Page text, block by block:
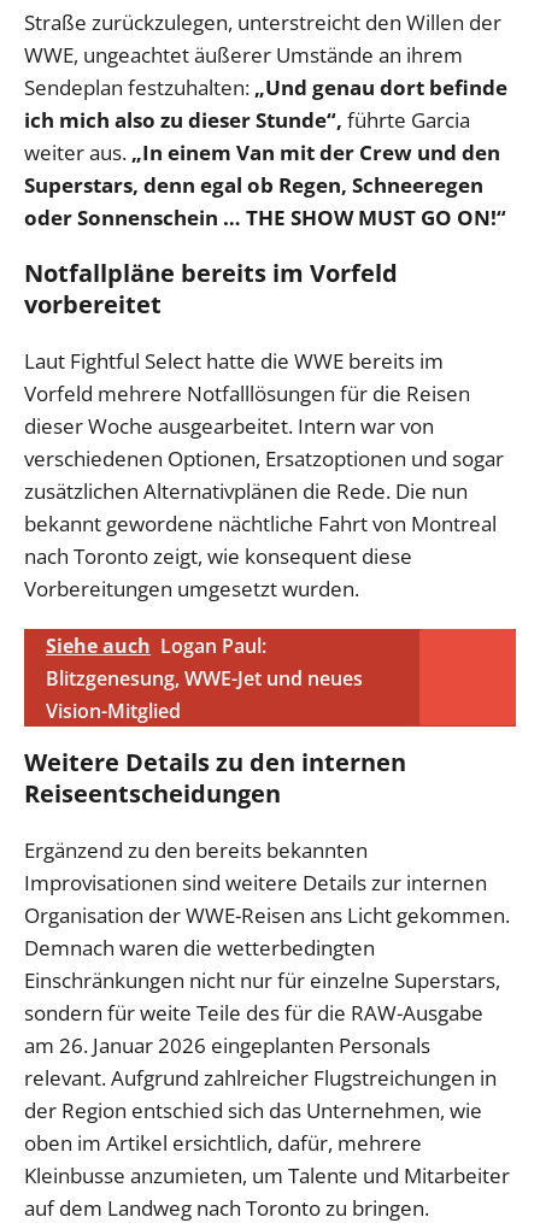
Straße zurückzulegen, unterstreicht den Willen der
WWE, ungeachtet äußerer Umstände an ihrem
Sendeplan festzuhalten: „Und genau dort befinde
ich mich also zu dieser Stunde“, führte Garcia
weiter aus. „In einem Van mit der Crew und den
Superstars, denn egal ob Regen, Schneeregen
oder Sonnenschein … THE SHOW MUST GO ON!“
Notfallpläne bereits im Vorfeld
vorbereitet
Laut Fightful Select hatte die WWE bereits im
Vorfeld mehrere Notfalllösungen für die Reisen
dieser Woche ausgearbeitet. Intern war von
verschiedenen Optionen, Ersatzoptionen und sogar
zusätzlichen Alternativplänen die Rede. Die nun
bekannt gewordene nächtliche Fahrt von Montreal
nach Toronto zeigt, wie konsequent diese
Vorbereitungen umgesetzt wurden.
Siehe auch Logan Paul:
Blitzgenesung, WWE-Jet und neues
Vision-Mitglied
Weitere Details zu den internen
Reiseentscheidungen
Ergänzend zu den bereits bekannten
Improvisationen sind weitere Details zur internen
Organisation der WWE-Reisen ans Licht gekommen.
Demnach waren die wetterbedingten
Einschränkungen nicht nur für einzelne Superstars,
sondern für weite Teile des für die RAW-Ausgabe
am 26. Januar 2026 eingeplanten Personals
relevant. Aufgrund zahlreicher Flugstreichungen in
der Region entschied sich das Unternehmen, wie
oben im Artikel ersichtlich, dafür, mehrere
Kleinbusse anzumieten, um Talente und Mitarbeiter
auf dem Landweg nach Toronto zu bringen.